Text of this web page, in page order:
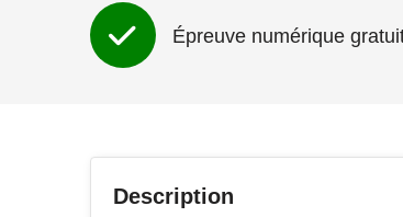
Épreuve numérique
Description